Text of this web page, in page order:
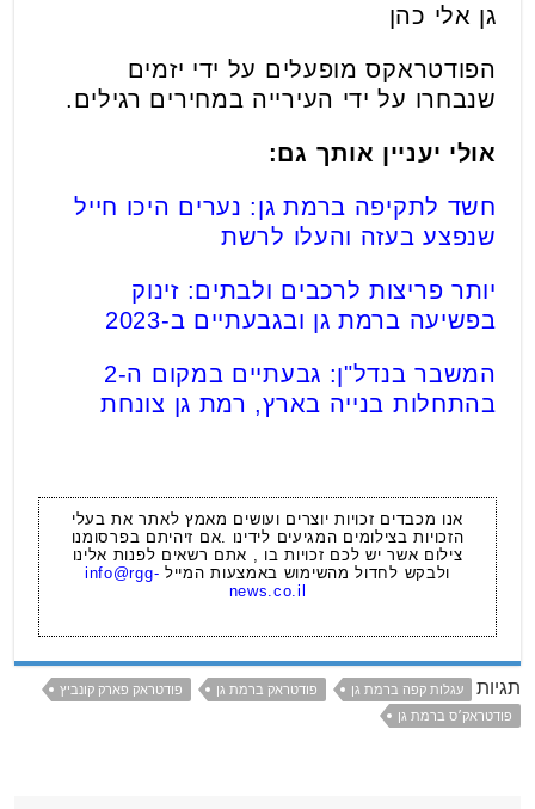
גן אלי כהן
הפודטראקס מופעלים על ידי יזמים
שנבחרו על ידי העירייה במחירים רגילים.
אולי יעניין אותך גם:
חשד לתקיפה ברמת גן: נערים היכו חייל
שנפצע בעזה והעלו לרשת
יותר פריצות לרכבים ולבתים: זינוק
בפשיעה ברמת גן ובגבעתיים ב-2023
המשבר בנדל"ן: גבעתיים במקום ה-2
בהתחלות בנייה בארץ, רמת גן צונחת
אנו מכבדים זכויות יוצרים ועושים מאמץ לאתר את בעלי
הזכויות בצילומים המגיעים לידינו .אם זיהיתם בפרסומנו
צילום אשר יש לכם זכויות בו , אתם רשאים לפנות אלינו
ולבקש לחדול מהשימוש באמצעות המייל info@rgg-
news.co.il
תגיות עגלות קפה ברמת גן פודטראק ברמת גן
פודטראק פארק קונביץ
פודטראק׳ס ברמת גן